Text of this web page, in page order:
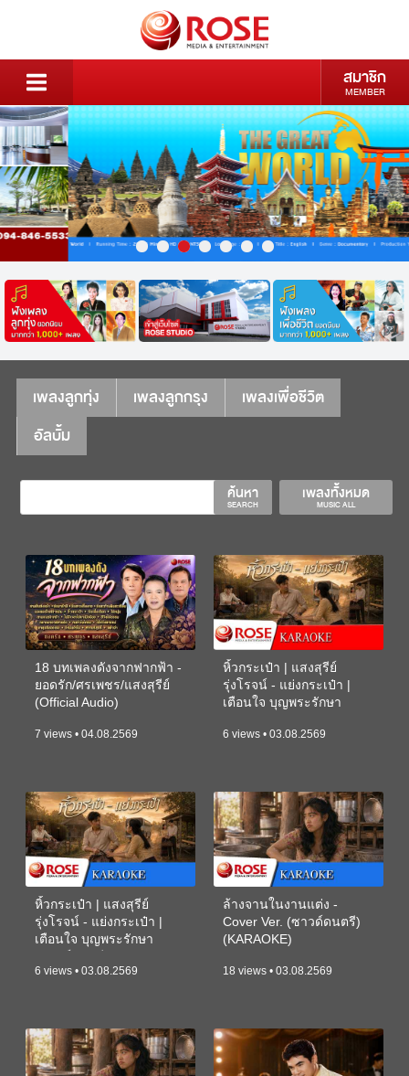
สมาชิก
MEMBER
เพลงลูกทุ่ง เพลงลูกกรุง
เพลงเพื่อชีวิต
อัลบั้ม
เพลงทั้งหมด
MUSIC ALL
ค้นหา
SEARCH
18 บทเพลงดังจากฟากฟ้า -
ยอดรัก/ศรเพชร/แสงสุรีย์
(Official Audio)
7 views • 04.08.2569
หิ้วกระเป๋า | แสงสุรีย์
รุ่งโรจน์ - แย่งกระเป๋า |
เตือนใจ บุญพระรักษา
6 views • 03.08.2569
หิ้วกระเป๋า | แสงสุรีย์
รุ่งโรจน์ - แย่งกระเป๋า |
เตือนใจ บุญพระรักษา
6 views • 03.08.2569
ล้างจานในงานแต่ง -
Cover Ver. (ซาวด์ดนตรี)
(KARAOKE)
18 views • 03.08.2569